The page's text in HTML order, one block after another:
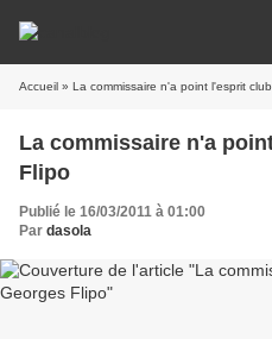
Accueil » La commissaire n'a point l'esprit
La commissaire n'a
Flipo
Publié le 16/03/2011 à 01:00
Par dasola